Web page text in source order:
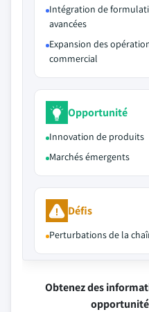
Intégration de
avancées
Expansion des
commercial
Opportunité
Innovation de produits
Marchés émergents
Défis
Perturbations de la
Obtenez des